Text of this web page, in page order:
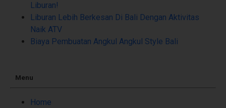
Liburan!
Liburan Lebih Berkesan Di Bali Dengan Aktivitas
Naik ATV
Biaya Pembuatan Angkul Angkul Style Bali
Menu
Home